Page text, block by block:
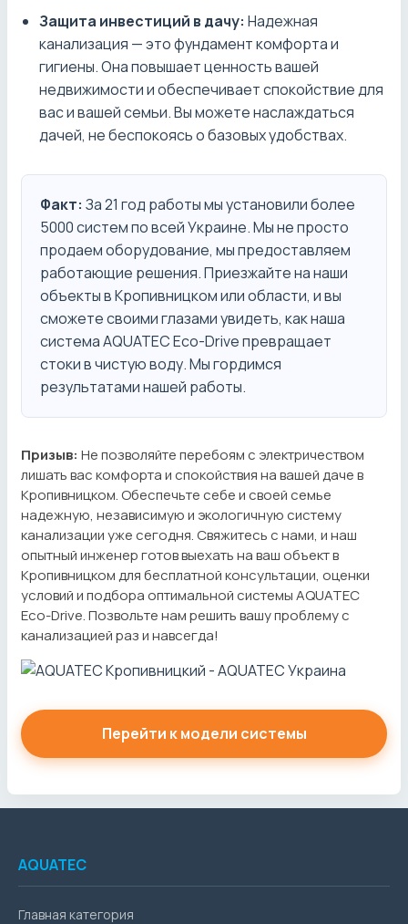
Защита инвестиций в дачу: Надежная
канализация — это фундамент комфорта и
гигиены. Она повышает ценность вашей
недвижимости и обеспечивает спокойствие для
вас и вашей семьи. Вы можете наслаждаться
дачей, не беспокоясь о базовых удобствах.
Факт: За 21 год работы мы установили более
5000 систем по всей Украине. Мы не просто
продаем оборудование, мы предоставляем
работающие решения. Приезжайте на наши
объекты в Кропивницком или области, и вы
сможете своими глазами увидеть, как наша
система AQUATEC Eco-Drive превращает
стоки в чистую воду. Мы гордимся
результатами нашей работы.
Призыв: Не позволяйте перебоям с электричеством
лишать вас комфорта и спокойствия на вашей даче в
Кропивницком. Обеспечьте себе и своей семье
надежную, независимую и экологичную систему
канализации уже сегодня. Свяжитесь с нами, и наш
опытный инженер готов выехать на ваш объект в
Кропивницком для бесплатной консультации, оценки
условий и подбора оптимальной системы AQUATEC
Eco-Drive. Позвольте нам решить вашу проблему с
канализацией раз и навсегда!
Перейти к модели системы
AQUATEC
Главная категория